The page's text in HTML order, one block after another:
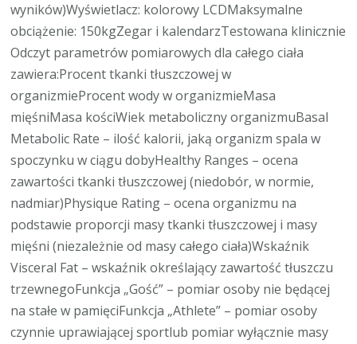
wyników)Wyświetlacz: kolorowy LCDMaksymalne
obciążenie: 150kgZegar i kalendarzTestowana klinicznie
Odczyt parametrów pomiarowych dla całego ciała
zawiera:Procent tkanki tłuszczowej w
organizmieProcent wody w organizmieMasa
mięśniMasa kościWiek metaboliczny organizmuBasal
Metabolic Rate – ilość kalorii, jaką organizm spala w
spoczynku w ciągu dobyHealthy Ranges – ocena
zawartości tkanki tłuszczowej (niedobór, w normie,
nadmiar)Physique Rating – ocena organizmu na
podstawie proporcji masy tkanki tłuszczowej i masy
mięśni (niezależnie od masy całego ciała)Wskaźnik
Visceral Fat – wskaźnik określający zawartość tłuszczu
trzewnegoFunkcja „Gość” – pomiar osoby nie będącej
na stałe w pamięciFunkcja „Athlete” – pomiar osoby
czynnie uprawiającej sportlub pomiar wyłącznie masy